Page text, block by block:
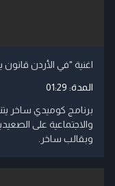
اغنية "في الأردن
المدة: 01:29
برنامج كوميدي ساخر
والاجتماعية على
وبقالب ساخر.